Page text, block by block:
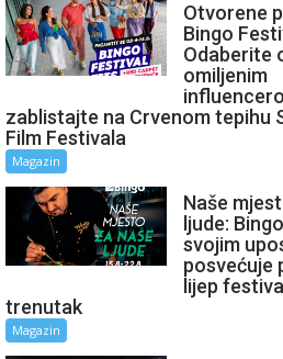
Otvorene
Bingo
Odaberite
omiljenim
zablistajte na Crvenom tepihu
Film Festivala
Magazin
Naše
ljude:
svojim
posvećuje
lijep
trenutak
Magazin